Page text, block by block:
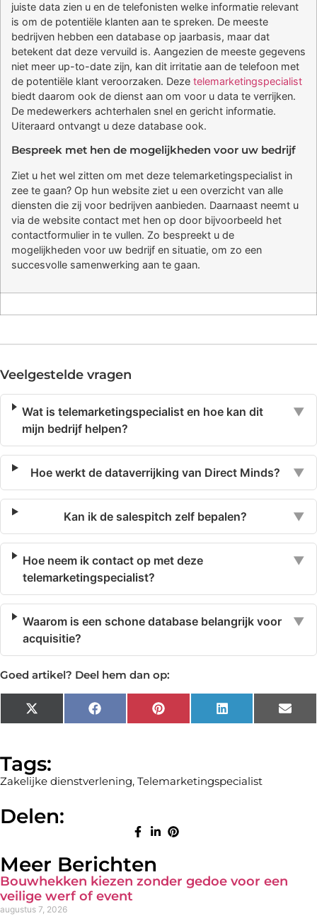
juiste data zien u en de telefonisten welke informatie relevant
is om de potentiële klanten aan te spreken. De meeste
bedrijven hebben een database op jaarbasis, maar dat
betekent dat deze vervuild is. Aangezien de meeste gegevens
niet meer up-to-date zijn, kan dit irritatie aan de telefoon met
de potentiële klant veroorzaken. Deze telemarketingspecialist
biedt daarom ook de dienst aan om voor u data te verrijken.
De medewerkers achterhalen snel en gericht informatie.
Uiteraard ontvangt u deze database ook.
Bespreek met hen de mogelijkheden voor uw bedrijf
Ziet u het wel zitten om met deze telemarketingspecialist in
zee te gaan? Op hun website ziet u een overzicht van alle
diensten die zij voor bedrijven aanbieden. Daarnaast neemt u
via de website contact met hen op door bijvoorbeeld het
contactformulier in te vullen. Zo bespreekt u de
mogelijkheden voor uw bedrijf en situatie, om zo een
succesvolle samenwerking aan te gaan.
Veelgestelde vragen
Wat is telemarketingspecialist en hoe kan dit
mijn bedrijf helpen?
▼
Hoe werkt de dataverrijking van Direct Minds? ▼
Kan ik de salespitch zelf bepalen? ▼
Hoe neem ik contact op met deze
telemarketingspecialist?
▼
Waarom is een schone database belangrijk voor
acquisitie?
▼
Goed artikel? Deel hem dan op:
X
(Twitter)
Facebook Pinterest LinkedIn
Tags:
Zakelijke dienstverlening, Telemarketingspecialist
Delen:
Meer Berichten
Bouwhekken kiezen zonder gedoe voor een
veilige werf of event
augustus 7, 2026